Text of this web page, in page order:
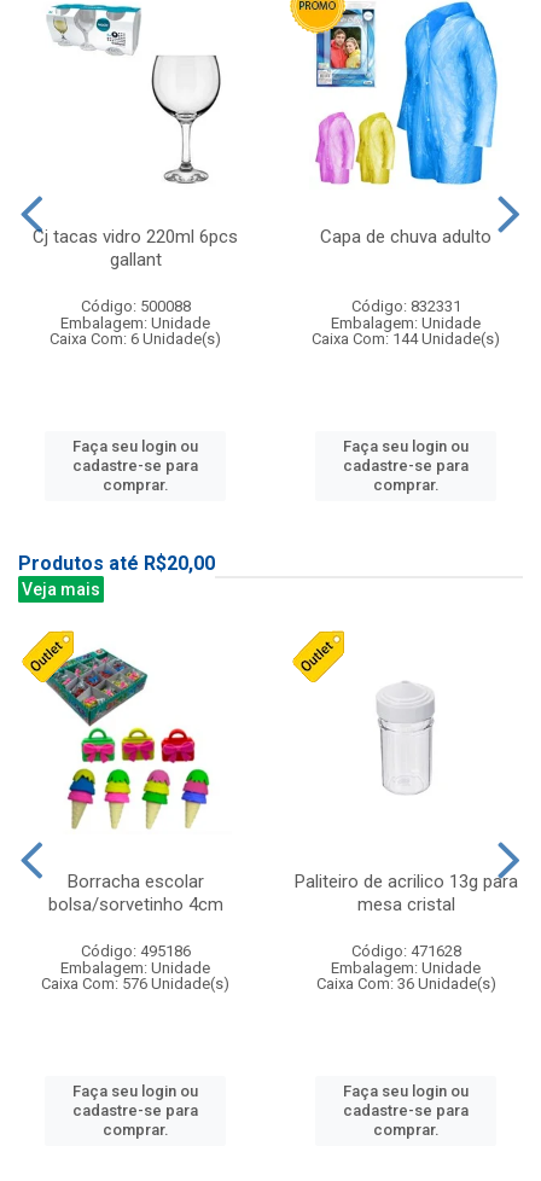
Cj tacas vidro 220ml 6pcs
gallant
Código: 500088
Embalagem: Unidade
Caixa Com: 6 Unidade(s)
Faça seu login ou
cadastre-se para
comprar.
Capa de chuva adulto
Código: 832331
Embalagem: Unidade
Caixa Com: 144 Unidade(s)
Faça seu login ou
cadastre-se para
comprar.
Produtos até R$20,00
Veja mais
Borracha escolar
bolsa/sorvetinho 4cm
Código: 495186
Embalagem: Unidade
Caixa Com: 576 Unidade(s)
Faça seu login ou
cadastre-se para
comprar.
Paliteiro de acrilico 13g para
mesa cristal
Código: 471628
Embalagem: Unidade
Caixa Com: 36 Unidade(s)
Faça seu login ou
cadastre-se para
comprar.